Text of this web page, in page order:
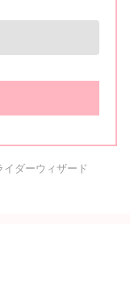
イダーウィザード